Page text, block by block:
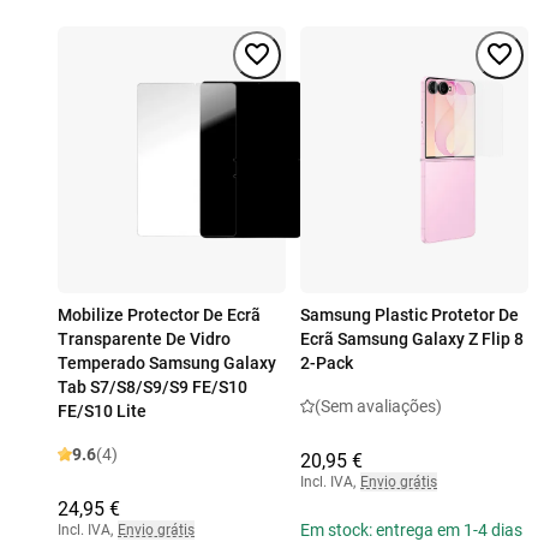
Mobilize Protector De Ecrã
Transparente De Vidro
Temperado Samsung Galaxy
Tab S7/S8/S9/S9 FE/S10
FE/S10 Lite
9.6(4)
24,95 €
Incl. IVA, Envio grátis
Samsung Plastic Protetor De
Ecrã Samsung Galaxy Z Flip 8
2-Pack
(Sem avaliações)
20,95 €
Incl. IVA, Envio grátis
Em stock: entrega em 1-4 dias